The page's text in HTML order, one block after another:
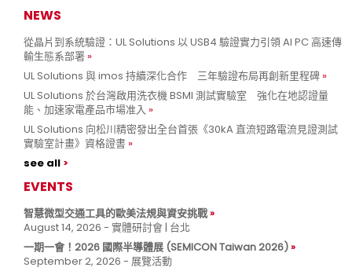
NEWS
從晶片到系統驗證：UL Solutions 以 USB4 驗證實力引領 AI PC 高速傳
輸生態系部署
UL Solutions 與 imos 持續深化合作 三年驗證布局再創新里程碑
UL Solutions 於台灣啟用洗衣機 BSMI 測試實驗室 強化在地認證量
能、加速家電產品市場准入
UL Solutions 向松川精密發出全台首張《30kA 直流短路電流見證測試
實驗室計畫》資格證書
see all
EVENTS
智慧微型交通工具的歐美法規與資安挑戰
August 14, 2026 - 實體研討會 | 台北
一期一會！2026 國際半導體展 (SEMICON Taiwan 2026)
September 2, 2026 - 展覽活動